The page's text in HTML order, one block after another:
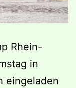
Rhein-
in
eingeladen